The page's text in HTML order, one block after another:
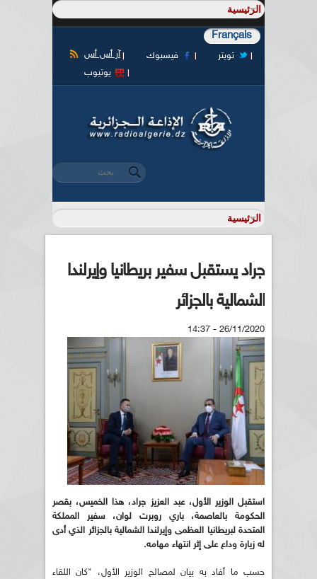
Français
آر أس أس فيسبوك
تويتر
يوتيوب
استمارة البحث
‏بحث ‏
جراد يستقبل سفير بريطانيا وإيرلندا
الشمالية بالجزائر
26/11/2020 - 14:37
استقبل الوزير الأول، عبد العزيز جراد، هذا الخميس، بقصر
الحكومة بالعاصمة، باري روبرت لوان، سفير المملكة
المتحدة لبريطانيا العظمى وإيرلندا الشمالية بالجزائر الذي أدى
له زيارة وداع على إثر انتهاء مهامه.
حسب ما أفاد به بيان لمصالح الوزير الأول، "كان اللقاء